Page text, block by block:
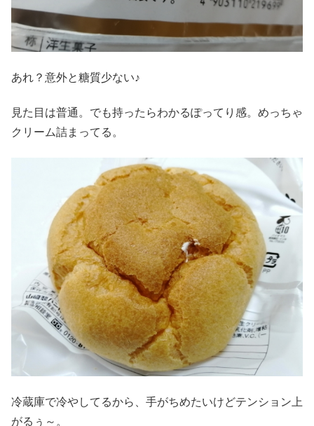
あれ？意外と糖質少ない♪
見た目は普通。でも持ったらわかるぽってり感。めっちゃ
クリーム詰まってる。
冷蔵庫で冷やしてるから、手がちめたいけどテンション上
がるぅ～。